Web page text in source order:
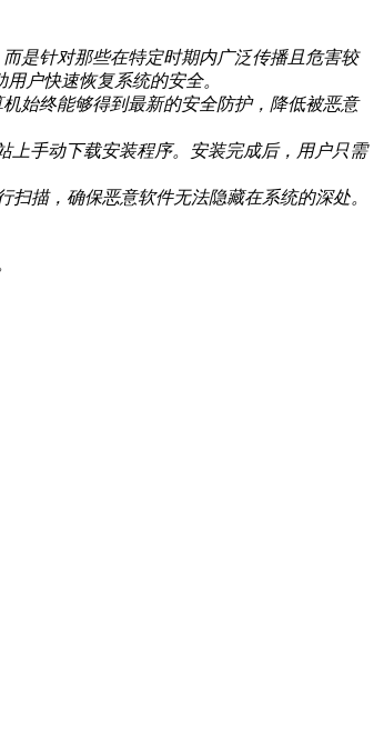
是针对那些在特定时期内广泛传播且危害较
户快速恢复系统的安全。
始终能够得到最新的安全防护，降低被恶意
上手动下载安装程序。安装完成后，用户只需
描，确保恶意软件无法隐藏在系统的深处。